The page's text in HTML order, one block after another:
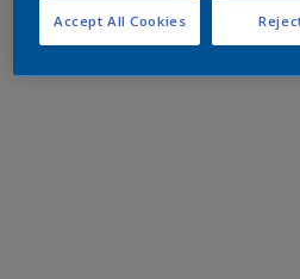
Accept All Cookies